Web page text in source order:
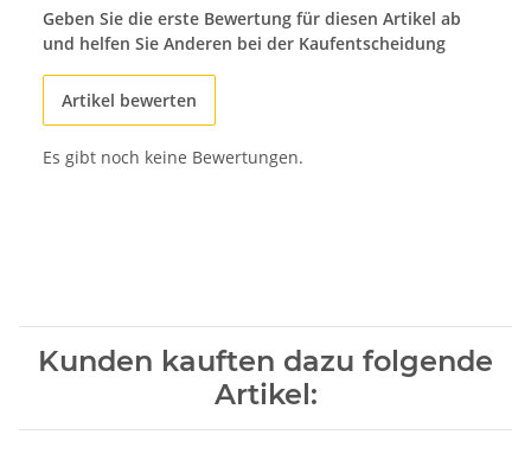
Geben Sie die erste Bewertung für diesen Artikel ab
und helfen Sie Anderen bei der Kaufentscheidung
Artikel bewerten
Es gibt noch keine Bewertungen.
Kunden kauften dazu folgende
Artikel: